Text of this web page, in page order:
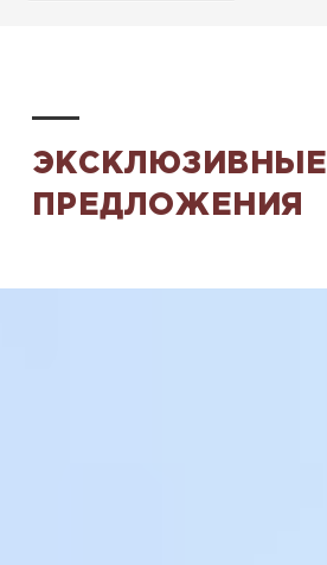
ЭКСКЛЮЗИВНЫЕ
ПРЕДЛОЖЕНИЯ